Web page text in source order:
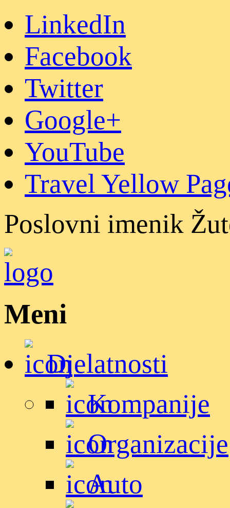
LinkedIn
Facebook
Twitter
Google+
YouTube
Travel Yellow
Poslovni imenik
Meni
Djelatnosti
Kompanije
Organizacije
Auto